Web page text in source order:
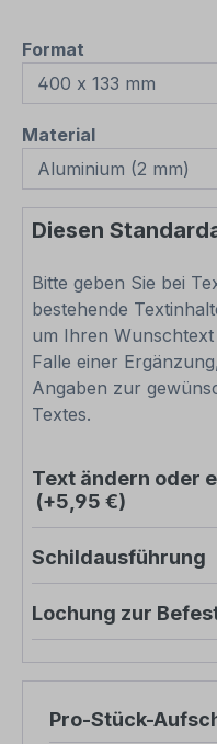
Format
Materialauswählen
Diesen
Bitte geben Sie bei
bestehende
um Ihren
Falle einer
Angaben zur
Textes.
Text ändern oder
(+5,95 €)
Schildausführung
Lochung zur
Pro-Stück-